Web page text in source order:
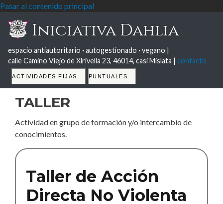
Pasar al contenido principal
Iniciativa Dahlia
espacio antiautoritario ·autogestionado ·vegano |
calle Camino Viejo de Xirivella 23, 46014, casi Mislata | contacto
Tabs
ACTIVIDADES FIJAS PUNTUALES
taller
Actividad en grupo de formación y/o intercambio de
conocimientos.
Taller de Acción
Directa No Violenta